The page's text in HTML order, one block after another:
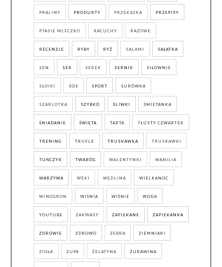
PRALINY PRODUKTY PRZEKĄSKA PRZEPISY
PTASIE MLECZKO RACUCHY RAZOWE
RECENZJE RYBY RYŻ SALAMI SAŁATKA
SEN SER SEREK SERNIK SIŁOWNIE
SŁOIKI SOS SPORT SURÓWKA
SZARLOTKA SZYBKO ŚLIWKI ŚMIETANKA
ŚNIADANIE ŚWIĘTA TARTA TŁUSTY CZWARTEK
TRENING TRUFLE TRUSKAWKA TRUSKAWKI
TUŃCZYK TWARÓG WALENTYNKI WANILIA
WARZYWA WEKI WĘDLINA WIELKANOC
WINOGRON WIŚNIA WIŚNIE WODA
YOUTUBE ZAKWASY ZAPIEKANE ZAPIEKANKA
ZDROWIE ZDROWO ZEBRA ZIEMNIAKI
ZIOŁA ZUPA ŻELATYNA ŻURAWINA